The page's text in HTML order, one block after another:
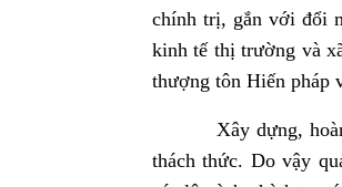
chính trị, gắn với đổi
kinh tế thị trường và
thượng tôn Hiến pháp
Xây dựng, hoàn
thách thức. Do vậy